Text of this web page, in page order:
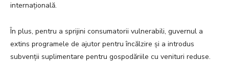
internațională.
În plus, pentru a sprijini consumatorii vulnerabili, guvernul a
extins programele de ajutor pentru încălzire și a introdus
subvenții suplimentare pentru gospodăriile cu venituri reduse.